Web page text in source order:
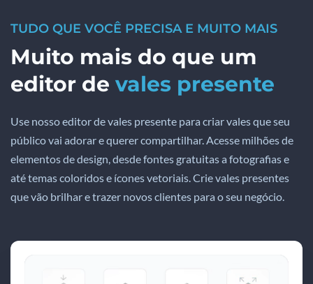
TUDO QUE VOCÊ PRECISA E MUITO MAIS
Muito mais do que um
editor de vales presente
Use nosso editor de vales presente para criar vales que seu
público vai adorar e querer compartilhar. Acesse milhões de
elementos de design, desde fontes gratuitas a fotografias e
até temas coloridos e ícones vetoriais. Crie vales presentes
que vão brilhar e trazer novos clientes para o seu negócio.